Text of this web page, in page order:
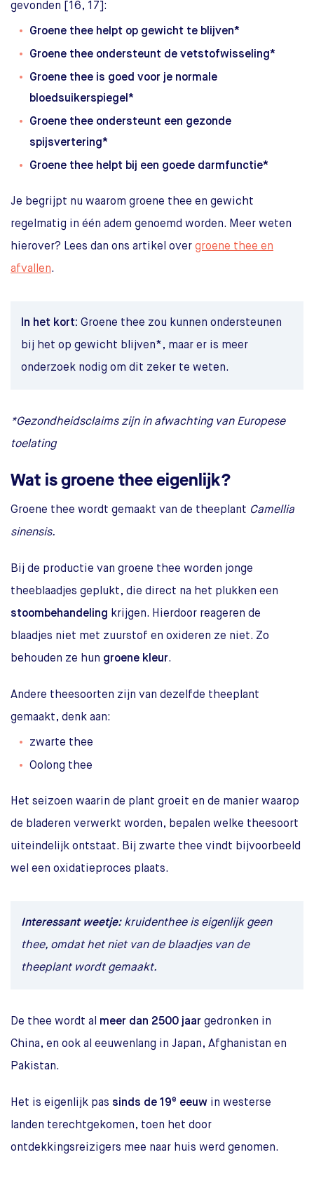
gevonden [16, 17]:
Groene thee helpt op gewicht te blijven*
Groene thee ondersteunt de vetstofwisseling*
Groene thee is goed voor je normale
bloedsuikerspiegel*
Groene thee ondersteunt een gezonde
spijsvertering*
Groene thee helpt bij een goede darmfunctie*
Je begrijpt nu waarom groene thee en gewicht
regelmatig in één adem genoemd worden. Meer weten
hierover? Lees dan ons artikel over groene thee en
afvallen.
In het kort: Groene thee zou kunnen ondersteunen
bij het op gewicht blijven*, maar er is meer
onderzoek nodig om dit zeker te weten.
*Gezondheidsclaims zijn in afwachting van Europese
toelating
Wat is groene thee eigenlijk?
Groene thee wordt gemaakt van de theeplant Camellia
sinensis.
Bij de productie van groene thee worden jonge
theeblaadjes geplukt, die direct na het plukken een
stoombehandeling krijgen. Hierdoor reageren de
blaadjes niet met zuurstof en oxideren ze niet. Zo
behouden ze hun groene kleur.
Andere theesoorten zijn van dezelfde theeplant
gemaakt, denk aan:
zwarte thee
Oolong thee
Het seizoen waarin de plant groeit en de manier waarop
de bladeren verwerkt worden, bepalen welke theesoort
uiteindelijk ontstaat. Bij zwarte thee vindt bijvoorbeeld
wel een oxidatieproces plaats.
Interessant weetje:kruidenthee is eigenlijk geen
thee, omdat het niet van de blaadjes van de
theeplant wordt gemaakt.
De thee wordt al meer dan 2500 jaar gedronken in
China, en ook al eeuwenlang in Japan, Afghanistan en
Pakistan.
Het is eigenlijk pas sinds de 19e eeuw in westerse
landen terechtgekomen, toen het door
ontdekkingsreizigers mee naar huis werd genomen.